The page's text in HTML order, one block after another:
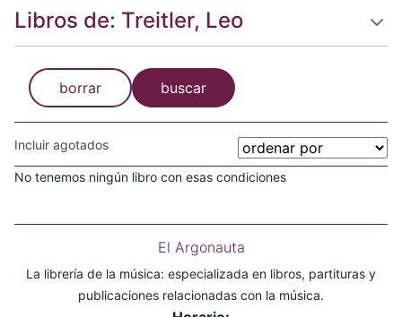
Libros de: Treitler, Leo
borrar buscar
Incluir agotados
No tenemos ningún libro con esas condiciones
El Argonauta
La librería de la música: especializada en libros, partituras y
publicaciones relacionadas con la música.